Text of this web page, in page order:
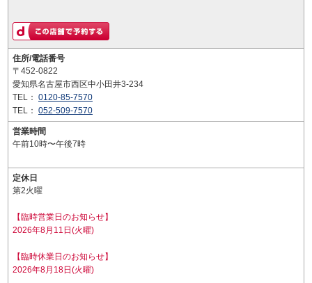
住所/電話番号
〒452-0822
愛知県名古屋市西区中小田井3-234
TEL： 0120-85-7570
TEL： 052-509-7570
営業時間
午前10時〜午後7時
定休日
第2火曜
【臨時営業日のお知らせ】
2026年8月11日(火曜)
【臨時休業日のお知らせ】
2026年8月18日(火曜)